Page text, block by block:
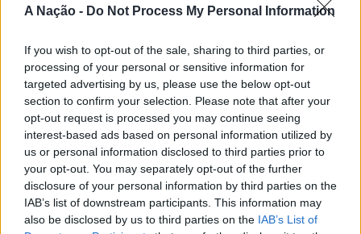
A Nação - Do Not Process My Personal Information
If you wish to opt-out of the sale, sharing to third parties, or
processing of your personal or sensitive information for
targeted advertising by us, please use the below opt-out
section to confirm your selection. Please note that after your
opt-out request is processed you may continue seeing
interest-based ads based on personal information utilized by
us or personal information disclosed to third parties prior to
your opt-out. You may separately opt-out of the further
disclosure of your personal information by third parties on the
IAB’s list of downstream participants. This information may
also be disclosed by us to third parties on the IAB’s List of
NÃO PERCA
estupefaciente e dinheiro
cérebro, favorecendo a fadiga mental, a dificuldade de
tarefas inacabadas permanecem ativas na memória e
aumentam a sensação de sobrecarga, enquanto o stress
prolongado pode elevar os níveis de cortisol e
prejudicar o desempenho cognitivo.
Fabiano de Abreu Agrela Rodrigues ressalta que não há
evidências de que o ambiente digital provoque mudanças
genéticas na espécie humana. A adaptação observada,
afirma, ocorre por meio da neuroplasticidade, processo
pelo qual os circuitos neurais se reorganizam em
“Millennium Estoril Open 2026”
regressou ao circuito ATP com
vitória do francês Luca Van Assche
Publicado 3 dias atrás on 07/08/2026
Por Ígor Lopes